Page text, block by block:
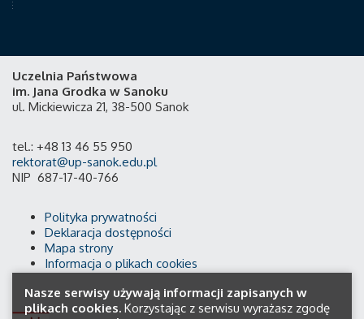
Uczelnia Państwowa
im. Jana Grodka w Sanoku
ul. Mickiewicza 21, 38-500 Sanok
tel.: +48 13 46 55 950
rektorat@up-sanok.edu.pl
NIP 687-17-40-766
Polityka prywatności
Deklaracja dostępności
Mapa strony
Informacja o plikach cookies
Nasze serwisy używają informacji zapisanych w
plikach cookies. Korzystając z serwisu wyrażasz zgodę